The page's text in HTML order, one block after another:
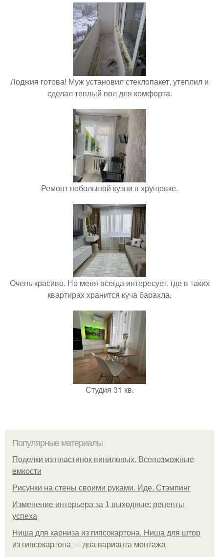
Лоджия готова! Муж установил стеклопакет, утеплил и
сделал теплый пол для комфорта.
Ремонт небольшой кузни в хрущевке.
Очень красиво. Но меня всегда интересует, где в таких
квартирах хранится куча барахла.
Студия 31 кв.
Популярные материалы
Поделки из пластинок виниловых. Всевозможные
емкости
Рисунки на стены своими руками. Иде. Стэмпинг
Изменение интерьера за 1 выходные: рецепты
успеха
Ниша для карниза из гипсокартона. Ниша для штор
из гипсокартона — два варианта монтажа